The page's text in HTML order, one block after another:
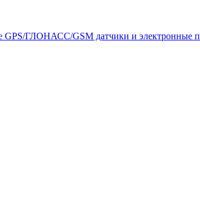
GPS/ГЛОНАСС/GSM датчики и электронные